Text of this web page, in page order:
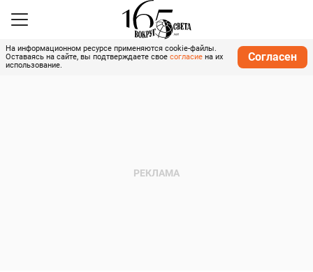
На информационном ресурсе применяются cookie-файлы.
Оставаясь на сайте, вы подтверждаете свое согласие на их
использование.
Согласен